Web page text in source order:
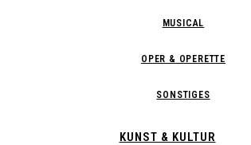
MUSICAL
OPER & OPERETTE
SONSTIGES
KUNST & KULTUR